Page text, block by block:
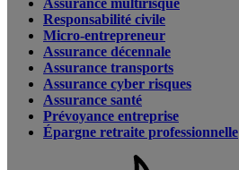
Assurance multirisque
Responsabilité civile
Micro-entrepreneur
Assurance décennale
Assurance transports
Assurance cyber risques
Assurance santé
Prévoyance entreprise
Épargne retraite professionnelle